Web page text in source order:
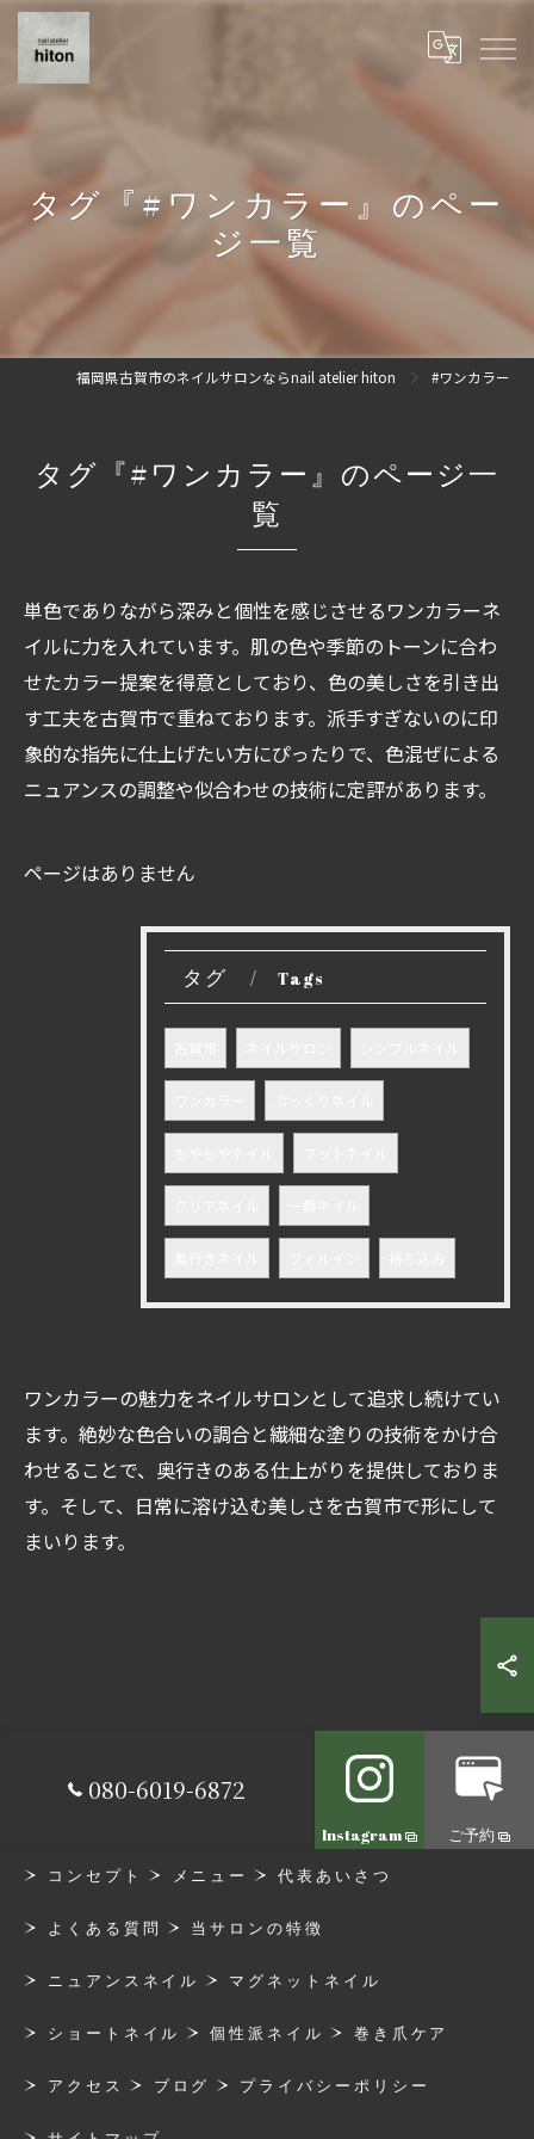
タグ『#ワンカラー』のペー
ジ一覧
福岡県古賀市のネイルサロンならnail atelier hiton #ワンカラー
タグ『#ワンカラー』のページ一
覧
単色でありながら深みと個性を感じさせるワンカラーネ
イルに力を入れています。肌の色や季節のトーンに合わ
せたカラー提案を得意としており、色の美しさを引き出
す工夫を古賀市で重ねております。派手すぎないのに印
象的な指先に仕上げたい方にぴったりで、色混ぜによる
ニュアンスの調整や似合わせの技術に定評があります。
ページはありません
タグ Tags
ワンカラーの魅力をネイルサロンとして追求し続けてい
ます。絶妙な色合いの調合と繊細な塗りの技術をかけ合
わせることで、奥行きのある仕上がりを提供しておりま
す。そして、日常に溶け込む美しさを古賀市で形にして
まいります。
080-6019-6872
Instagram ご予約
コンセプト メニュー 代表あいさつ
よくある質問 当サロンの特徴
ニュアンスネイル マグネットネイル
ショートネイル 個性派ネイル 巻き爪ケア
アクセス ブログ プライバシーポリシー
ご予約はこちら